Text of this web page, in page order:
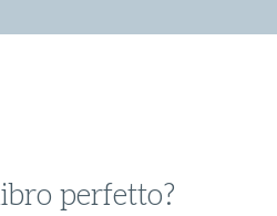
perfetto?